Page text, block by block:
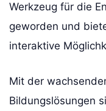
Werkzeug für die
geworden und
interaktive
Mit der
Bildungslösungen